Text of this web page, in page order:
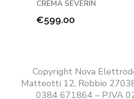
CREMA SEVERIN
€599.00
Copyright Nova
Matteotti 12, Robbio
0384 671864 – P.IVA